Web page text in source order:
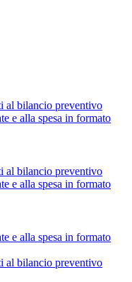
al bilancio preventivo
e alla spesa in formato
al bilancio preventivo
e alla spesa in formato
e alla spesa in formato
al bilancio preventivo